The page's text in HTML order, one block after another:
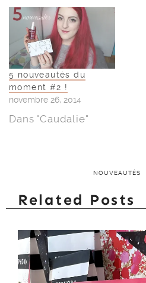
5 nouveautés du
moment #2 !
novembre 26, 2014
Dans "Caudalie"
NOUVEAUTÉS
Related Posts